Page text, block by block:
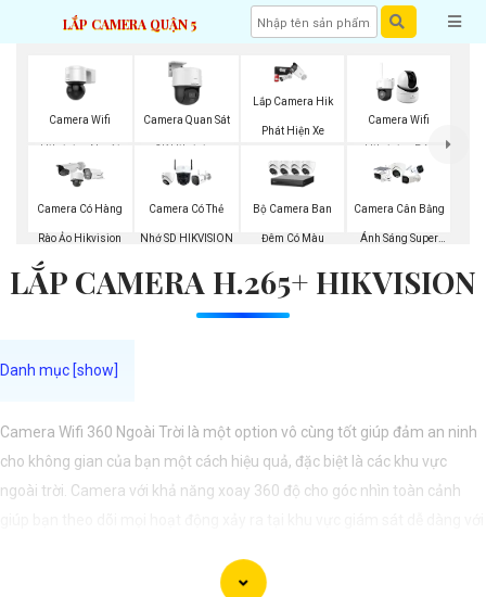
LẮP CAMERA QUẬN 5
Camera Wifi
Hikvision Ngoài
Trời 360
Camera Quan Sát
2K Hikvision
Lắp Camera Hik
Phát Hiện Xe
Camera Wifi
Hikvision Báo
Động
Camera Có Hàng
Rào Ảo Hikvision
Camera Có Thẻ
Nhớ SD HIKVISION
Bộ Camera Ban
Đêm Có Màu
Camera Cân Bằng
Ánh Sáng Super
LẮP CAMERA H.265+ HIKVISION
Camera Wifi 360 Ngoài Trời là một option vô cùng tốt giúp đảm an ninh
cho không gian của bạn một cách hiệu quả, đặc biệt là các khu vực
ngoài trời. Camera với khả năng xoay 360 độ cho góc nhìn toàn cảnh